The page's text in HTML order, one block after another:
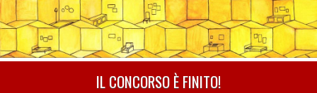
IL CONCORSO È FINITO!